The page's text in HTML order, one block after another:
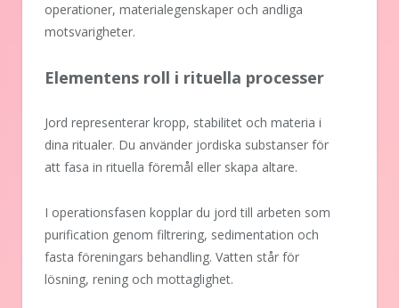
operationer, materialegenskaper och andliga
motsvarigheter.
Elementens roll i rituella processer
Jord representerar kropp, stabilitet och materia i
dina ritualer. Du använder jordiska substanser för
att fasa in rituella föremål eller skapa altare.
I operationsfasen kopplar du jord till arbeten som
purification genom filtrering, sedimentation och
fasta föreningars behandling. Vatten står för
lösning, rening och mottaglighet.